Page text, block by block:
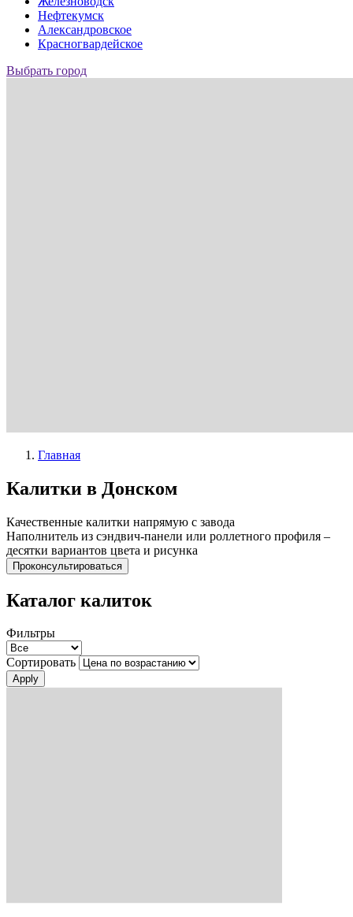
Нефтекумск
Александровское
Красногвардейское
Выбрать город
Главная
Калитки в Донском
Качественные калитки напрямую с завода
Наполнитель из сэндвич-панели или роллетного профиля –
десятки вариантов цвета и рисунка
Проконсультироваться
Каталог калиток
Фильтры
Сортировать